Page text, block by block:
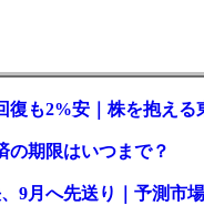
復も2%安｜株を抱える
の期限はいつまで？
9月へ先送り｜予測市